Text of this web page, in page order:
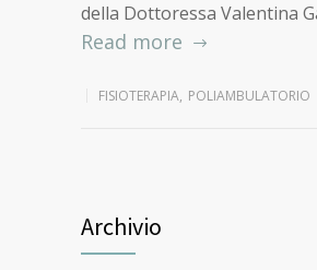
della Dottoressa Valentina
Read more
FISIOTERAPIA, POLIAMBULATORIO
Archivio